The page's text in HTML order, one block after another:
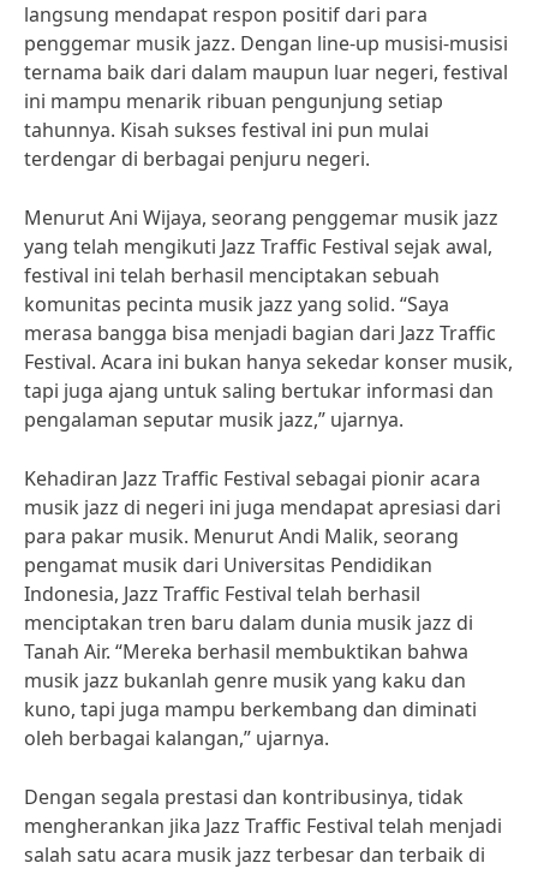
langsung mendapat respon positif dari para
penggemar musik jazz. Dengan line-up musisi-musisi
ternama baik dari dalam maupun luar negeri, festival
ini mampu menarik ribuan pengunjung setiap
tahunnya. Kisah sukses festival ini pun mulai
terdengar di berbagai penjuru negeri.
Menurut Ani Wijaya, seorang penggemar musik jazz
yang telah mengikuti Jazz Traffic Festival sejak awal,
festival ini telah berhasil menciptakan sebuah
komunitas pecinta musik jazz yang solid. “Saya
merasa bangga bisa menjadi bagian dari Jazz Traffic
Festival. Acara ini bukan hanya sekedar konser musik,
tapi juga ajang untuk saling bertukar informasi dan
pengalaman seputar musik jazz,” ujarnya.
Kehadiran Jazz Traffic Festival sebagai pionir acara
musik jazz di negeri ini juga mendapat apresiasi dari
para pakar musik. Menurut Andi Malik, seorang
pengamat musik dari Universitas Pendidikan
Indonesia, Jazz Traffic Festival telah berhasil
menciptakan tren baru dalam dunia musik jazz di
Tanah Air. “Mereka berhasil membuktikan bahwa
musik jazz bukanlah genre musik yang kaku dan
kuno, tapi juga mampu berkembang dan diminati
oleh berbagai kalangan,” ujarnya.
Dengan segala prestasi dan kontribusinya, tidak
mengherankan jika Jazz Traffic Festival telah menjadi
salah satu acara musik jazz terbesar dan terbaik di